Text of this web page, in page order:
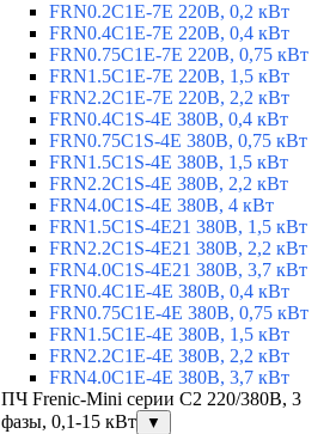
FRN0.2C1E-7E 220В, 0,2 кВт
FRN0.4C1E-7E 220В, 0,4 кВт
FRN0.75C1E-7E 220В, 0,75 кВт
FRN1.5C1E-7E 220В, 1,5 кВт
FRN2.2C1E-7E 220В, 2,2 кВт
FRN0.4C1S-4E 380В, 0,4 кВт
FRN0.75C1S-4E 380В, 0,75 кВт
FRN1.5C1S-4E 380В, 1,5 кВт
FRN2.2C1S-4E 380В, 2,2 кВт
FRN4.0C1S-4E 380В, 4 кВт
FRN1.5C1S-4E21 380В, 1,5 кВт
FRN2.2C1S-4E21 380В, 2,2 кВт
FRN4.0C1S-4E21 380В, 3,7 кВт
FRN0.4C1E-4E 380В, 0,4 кВт
FRN0.75C1E-4E 380В, 0,75 кВт
FRN1.5C1E-4E 380В, 1,5 кВт
FRN2.2C1E-4E 380В, 2,2 кВт
FRN4.0C1E-4E 380В, 3,7 кВт
ПЧ Frenic-Mini серии С2 220/380В, 3
фазы, 0,1-15 кВт
▼